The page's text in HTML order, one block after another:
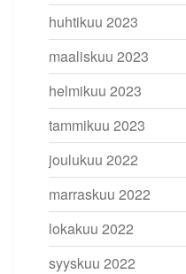
huhtikuu 2023
maaliskuu 2023
helmikuu 2023
tammikuu 2023
joulukuu 2022
marraskuu 2022
lokakuu 2022
syyskuu 2022